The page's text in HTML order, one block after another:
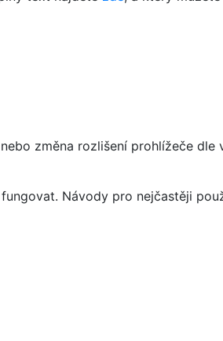
změna rozlišení prohlížeče dle
Návody pro nejčastěji